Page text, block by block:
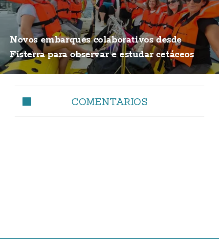
Novos embarques colaborativos desde
Fisterra para observar e estudar cetáceos
COMENTARIOS